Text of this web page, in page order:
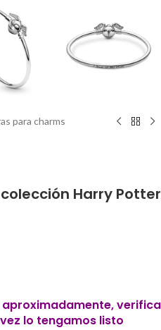
para charms
Harry Potter
aproximadamente, verifica
lo tengamos listo